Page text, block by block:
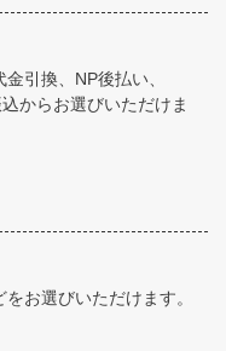
引換、NP後払い、
からお選びいただけま
お選びいただけます。